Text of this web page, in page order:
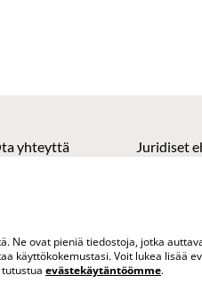
yhteyttä Juridiset
vohvelikahvila & puoti
Ne ovat pieniä tiedostoja, jotka
käyttökokemustasi. Voit lukea lisää
tutustua evästekäytäntöömme.